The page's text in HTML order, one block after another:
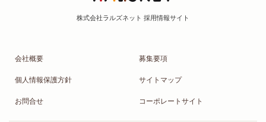
会社概要 募集要項
個人情報保護方針 サイトマップ
お問合せ コーポレートサイト